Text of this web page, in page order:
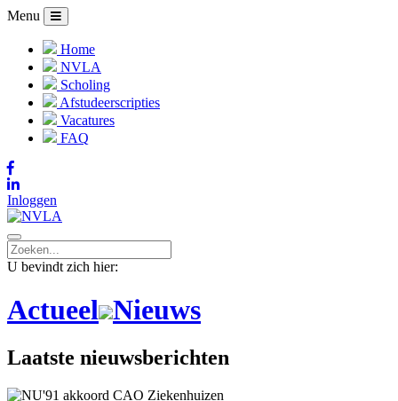
Menu
Home
NVLA
Scholing
Afstudeerscripties
Vacatures
FAQ
Inloggen
U bevindt zich hier:
Actueel Nieuws
Laatste nieuwsberichten